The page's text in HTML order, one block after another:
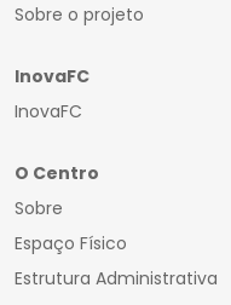
Sobre o projeto
InovaFC
InovaFC
O Centro
Sobre
Espaço Físico
Estrutura Administrativa